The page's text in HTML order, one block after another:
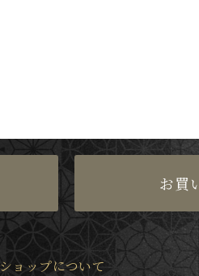
お買
ショップについて